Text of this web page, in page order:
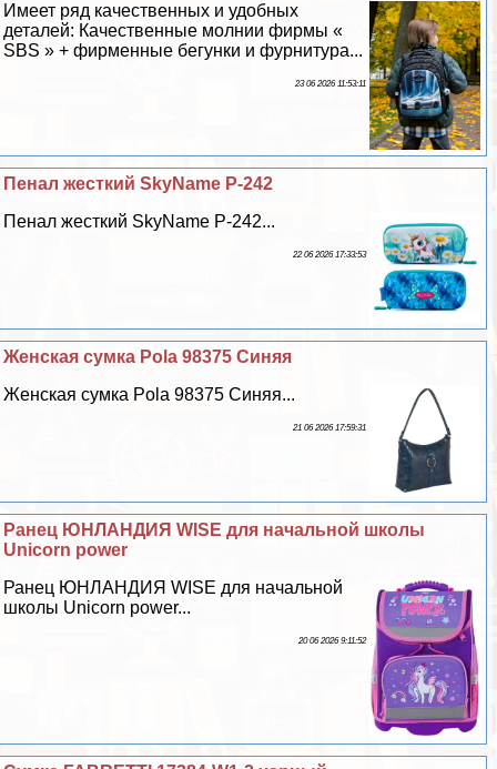
Имеет ряд качественных и удобных
деталей: Качественные молнии фирмы «
SBS » + фирменные бегунки и фурнитура...
23 06 2026 11:53:11
Пенал жесткий SkyName P-242
Пенал жесткий SkyName P-242...
22 06 2026 17:33:53
Женская сумка Pola 98375 Синяя
Женская сумка Pola 98375 Синяя...
21 06 2026 17:59:31
Ранец ЮНЛАНДИЯ WISE для начальной школы
Unicorn power
Ранец ЮНЛАНДИЯ WISE для начальной
школы Unicorn power...
20 06 2026 9:11:52